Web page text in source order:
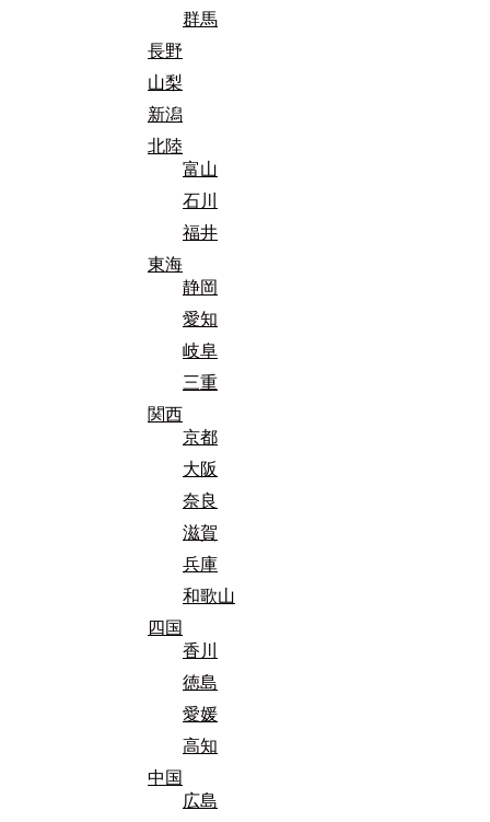
群馬
長野
山梨
新潟
北陸
富山
石川
福井
東海
静岡
愛知
岐阜
三重
関西
京都
大阪
奈良
滋賀
兵庫
和歌山
四国
香川
徳島
愛媛
高知
中国
広島